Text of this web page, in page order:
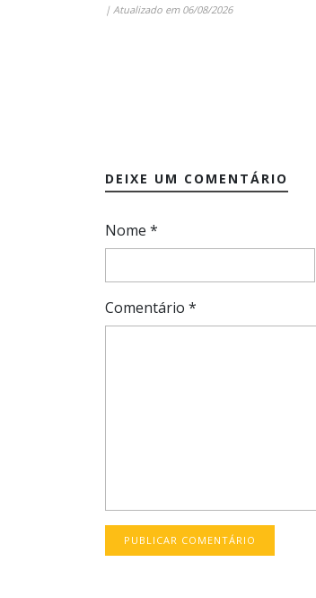
| Atualizado em 06/08/2026
DEIXE UM COMENTÁRIO
Nome *
Comentário *